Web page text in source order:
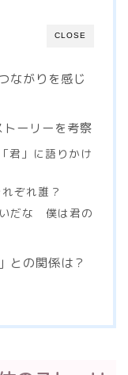
CLOSE
ながりを感じ
ーリーを考察
君」に語りかけ
ぞれ誰？
だな 僕は君の
との関係は？